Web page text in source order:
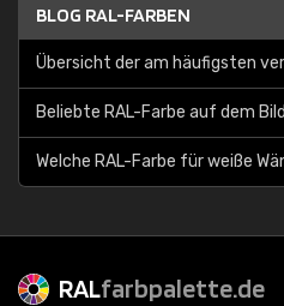
BLOG RAL-FARBEN
Übersicht der am häufigsten
Beliebte RAL-Farbe auf dem
Welche RAL-Farbe für weiße
RALfarbpalette.de